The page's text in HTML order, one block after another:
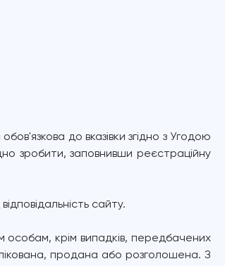
до вказівки згідно з Угодою
зробити, заповнивши реєстраційну
сайту.
особам, крім випадків, передбачених
продана або розголошена. З